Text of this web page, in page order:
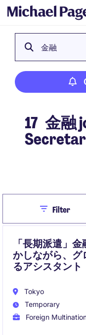
金融
17 金融
CloseFilter
「長期派遣」
かしながら、グ
るアシスタント
Tokyo
Temporary
Foreign